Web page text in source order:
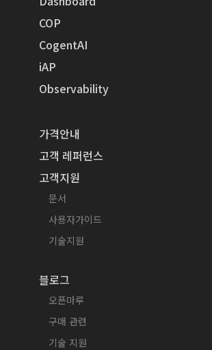
COP
CogentAI
iAP
Observability
가격안내
고객 레퍼런스
고객지원
문서
사용자가이드
기술지원
블로그
오픈마루
구매 관련
기술 지원